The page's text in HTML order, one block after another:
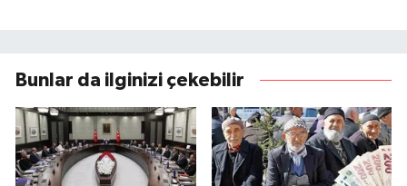
Bunlar da ilginizi çekebilir